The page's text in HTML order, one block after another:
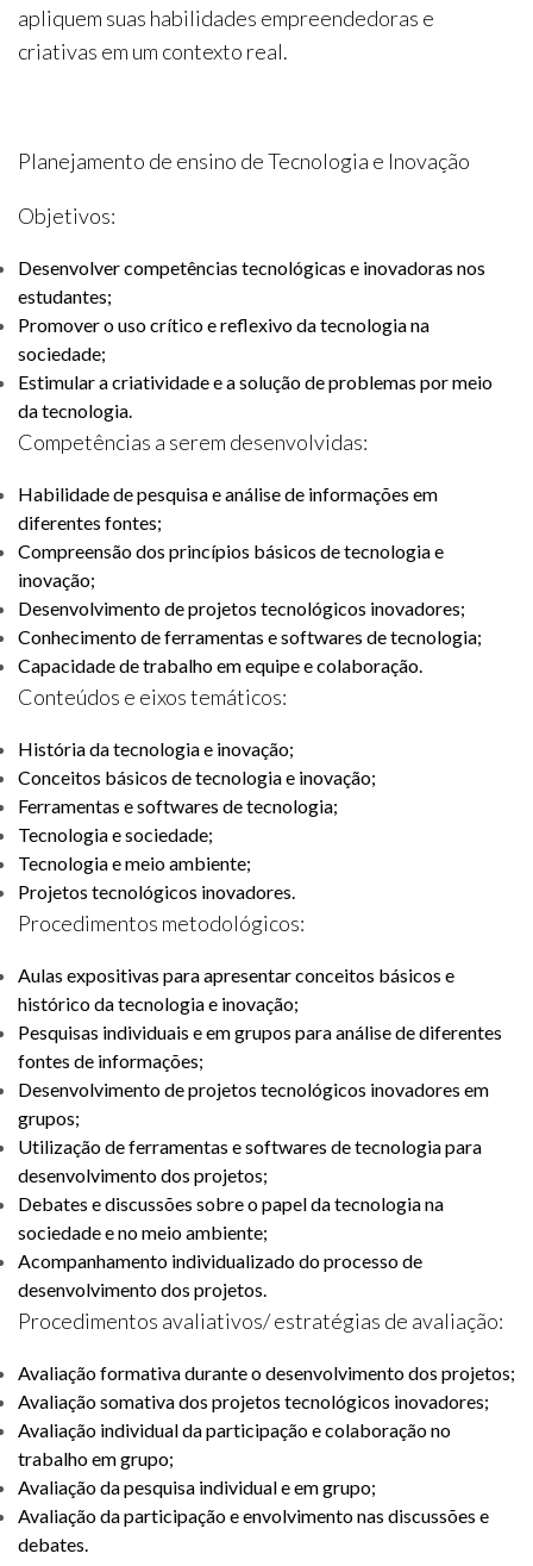
apliquem suas habilidades empreendedoras e
criativas em um contexto real.
Planejamento de ensino de Tecnologia e Inovação
Objetivos:
Desenvolver competências tecnológicas e inovadoras nos
estudantes;
Promover o uso crítico e reflexivo da tecnologia na
sociedade;
Estimular a criatividade e a solução de problemas por meio
da tecnologia.
Competências a serem desenvolvidas:
Habilidade de pesquisa e análise de informações em
diferentes fontes;
Compreensão dos princípios básicos de tecnologia e
inovação;
Desenvolvimento de projetos tecnológicos inovadores;
Conhecimento de ferramentas e softwares de tecnologia;
Capacidade de trabalho em equipe e colaboração.
Conteúdos e eixos temáticos:
História da tecnologia e inovação;
Conceitos básicos de tecnologia e inovação;
Ferramentas e softwares de tecnologia;
Tecnologia e sociedade;
Tecnologia e meio ambiente;
Projetos tecnológicos inovadores.
Procedimentos metodológicos:
Aulas expositivas para apresentar conceitos básicos e
histórico da tecnologia e inovação;
Pesquisas individuais e em grupos para análise de diferentes
fontes de informações;
Desenvolvimento de projetos tecnológicos inovadores em
grupos;
Utilização de ferramentas e softwares de tecnologia para
desenvolvimento dos projetos;
Debates e discussões sobre o papel da tecnologia na
sociedade e no meio ambiente;
Acompanhamento individualizado do processo de
desenvolvimento dos projetos.
Procedimentos avaliativos/ estratégias de avaliação:
Avaliação formativa durante o desenvolvimento dos projetos;
Avaliação somativa dos projetos tecnológicos inovadores;
Avaliação individual da participação e colaboração no
trabalho em grupo;
Avaliação da pesquisa individual e em grupo;
Avaliação da participação e envolvimento nas discussões e
debates.